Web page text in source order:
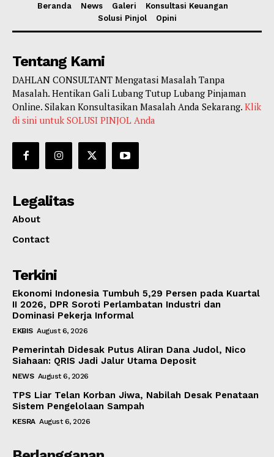
Beranda News Galeri
Konsultasi Keuangan
Solusi Pinjol
Opini
Tentang Kami
DAHLAN CONSULTANT Mengatasi Masalah Tanpa
Masalah. Hentikan Gali Lubang Tutup Lubang Pinjaman
Online. Silakan Konsultasikan Masalah Anda Sekarang. Klik
di sini untuk SOLUSI PINJOL Anda
Legalitas
About
Contact
Terkini
Ekonomi Indonesia Tumbuh 5,29 Persen pada Kuartal
II 2026, DPR Soroti Perlambatan Industri dan
Dominasi Pekerja Informal
EKBIS August 6, 2026
Pemerintah Didesak Putus Aliran Dana Judol, Nico
Siahaan: QRIS Jadi Jalur Utama Deposit
NEWS August 6, 2026
TPS Liar Telan Korban Jiwa, Nabilah Desak Penataan
Sistem Pengelolaan Sampah
KESRA August 6, 2026